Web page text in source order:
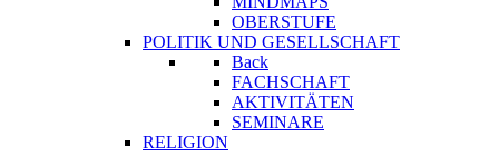
OBERSTUFE
POLITIK UND GESELLSCHAFT
Back
FACHSCHAFT
AKTIVITÄTEN
SEMINARE
RELIGION